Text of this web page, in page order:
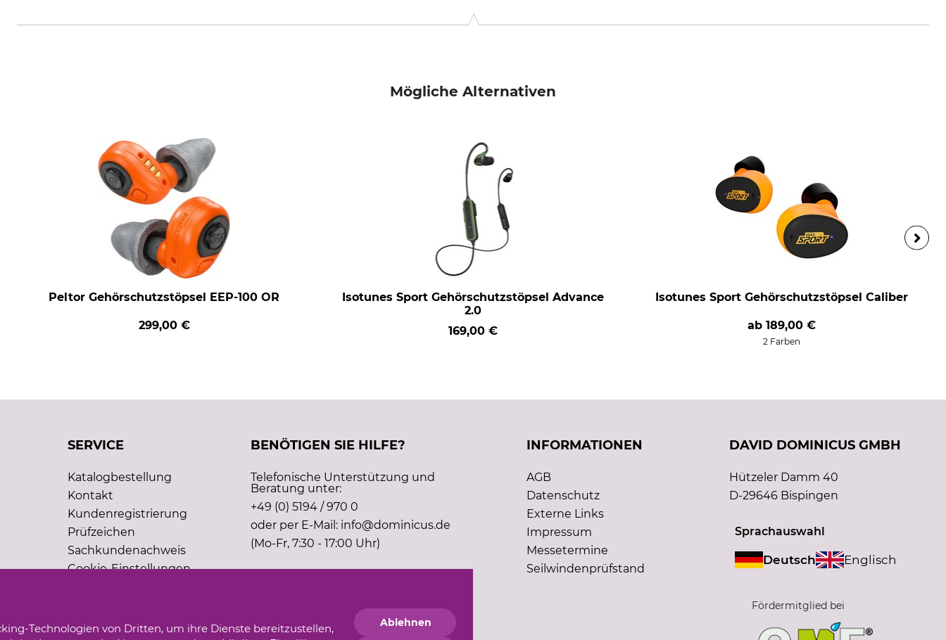
Mögliche Alternativen
Peltor Gehörschutzstöpsel EEP-100 OR
299,00 €
Isotunes Sport Gehörschutzstöpsel Advance
2.0
169,00 €
Isotunes Sport Gehörschutzstöpsel Caliber
ab189,00 €
2 Farben
SERVICE
Katalogbestellung
Kontakt
Kundenregistrierung
Prüfzeichen
Sachkundenachweis
Cookie-Einstellungen
BENÖTIGEN SIE HILFE?
Telefonische Unterstützung und
Beratung unter:
+49 (0) 5194 / 970 0
oder per E-Mail: info@dominicus.de
(Mo-Fr, 7:30 - 17:00 Uhr)
INFORMATIONEN
AGB
Datenschutz
Externe Links
Impressum
Messetermine
Seilwindenprüfstand
DAVID DOMINICUS GMBH
Hützeler Damm 40
D-29646 Bispingen
Sprachauswahl
Deutsch Englisch
Fördermitglied bei
Technologien von Dritten, um ihre Dienste bereitzustellen,
Ablehnen